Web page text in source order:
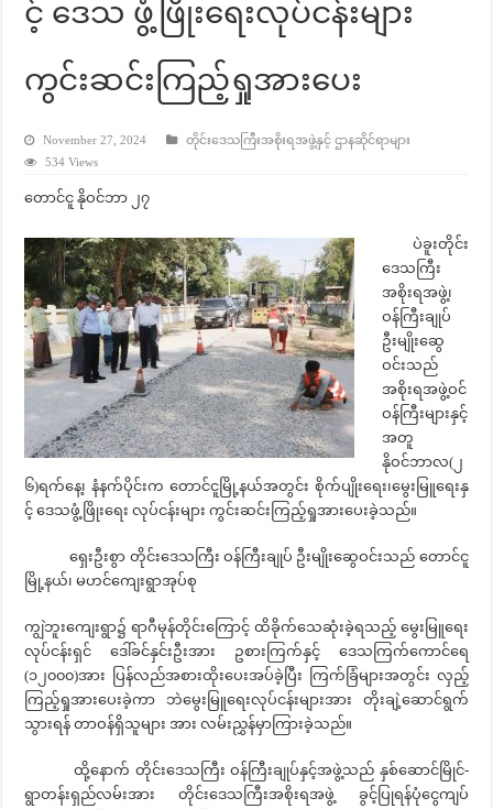
င့် ဒေသ ဖွံ့ဖြိုးရေးလုပ်ငန်းများ
ကွင်းဆင်းကြည့်ရှုအားပေး
November 27, 2024
တိုင်းဒေသကြီးအစိုးရအဖွဲ့နှင့် ဌာနဆိုင်ရာများ
534 Views
တောင်ငူ နိုဝင်ဘာ ၂၇
ပဲခူးတိုင်း
ဒေသကြီး
အစိုးရအဖွဲ့၊
ဝန်ကြီးချုပ်
ဦးမျိုးဆွေ
ဝင်းသည်
အစိုးရအဖွဲ့ဝင်
ဝန်ကြီးများနှင့်
အတူ
နိုဝင်ဘာလ(၂
၆)ရက်နေ့၊ နံနက်ပိုင်းက တောင်ငူမြို့နယ်အတွင်း စိုက်ပျိုးရေး၊မွေးမြူရေးနှ
င့် ဒေသဖွံ့ဖြိုးရေး လုပ်ငန်းများ ကွင်းဆင်းကြည့်ရှုအားပေးခဲ့သည်။
ရှေးဦးစွာ တိုင်းဒေသကြီး ဝန်ကြီးချုပ် ဦးမျိုးဆွေဝင်းသည် တောင်ငူ
မြို့နယ်၊ မဟင်ကျေးရွာအုပ်စု
ကျွဲဘူးကျေးရွာ၌ ရာဂီမုန်တိုင်းကြောင့် ထိခိုက်သေဆုံးခဲ့ရသည့် မွေးမြူရေး
လုပ်ငန်းရှင် ဒေါ်ခင်နှင်းဦးအား ဥစားကြက်နှင့် ဒေသကြက်ကောင်ရေ
(၁၂၀၀၀)အား ပြန်လည်အစားထိုးပေးအပ်ခဲ့ပြီး ကြက်ခြံများအတွင်း လှည့်
ကြည့်ရှုအားပေးခဲ့ကာ ဘဲမွေးမြူရေးလုပ်ငန်းများအား တိုးချဲ့ဆောင်ရွက်
သွားရန် တာဝန်ရှိသူများ အား လမ်းညွှန်မှာကြားခဲ့သည်။
ထို့နောက် တိုင်းဒေသကြီး ဝန်ကြီးချုပ်နှင့်အဖွဲ့သည် နှစ်ဆောင်မြိုင်-
ရွာတန်းရှည်လမ်းအား တိုင်းဒေသကြီးအစိုးရအဖွဲ့ ခွင့်ပြုရန်ပုံငွေကျပ်